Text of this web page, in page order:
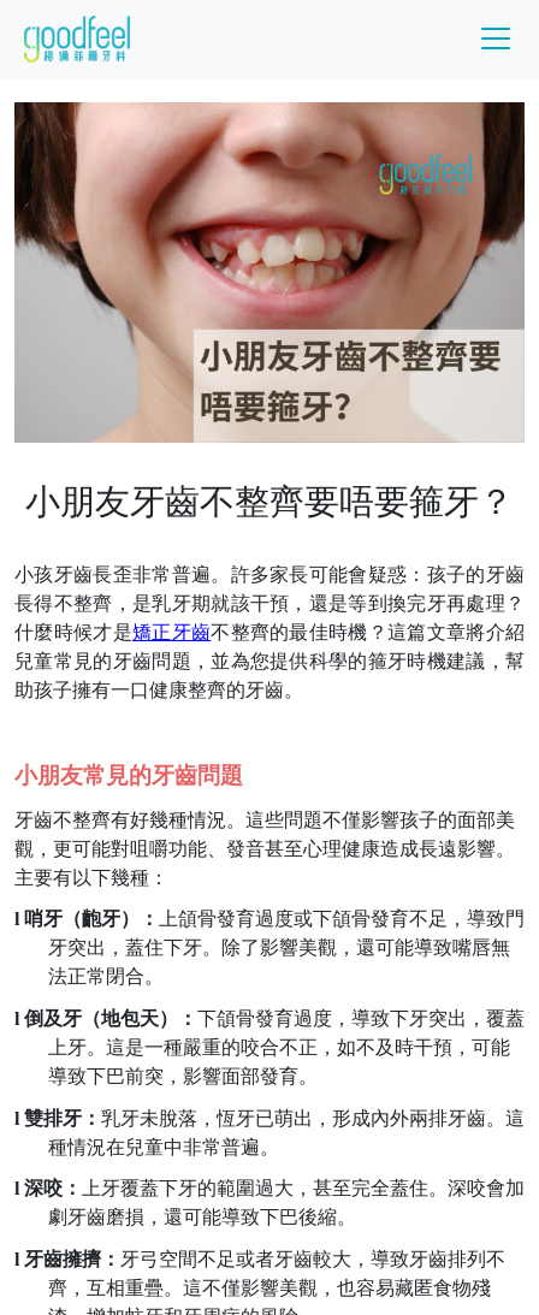
小朋友牙齒不整齊要唔要箍牙？
小孩牙齒長歪非常普遍。許多家長可能會疑惑：孩子的牙齒
長得不整齊，是乳牙期就該干預，還是等到換完牙再處理？
什麼時候才是矯正牙齒不整齊的最佳時機？這篇文章將介紹
兒童常見的牙齒問題，並為您提供科學的箍牙時機建議，幫
助孩子擁有一口健康整齊的牙齒。
小朋友常見的牙齒問題
牙齒不整齊有好幾種情況。這些問題不僅影響孩子的面部美
觀，更可能對咀嚼功能、發音甚至心理健康造成長遠影響。
主要有以下幾種：
l 哨牙（齙牙）：
上頜骨發育過度或下頜骨發育不足，導致門
牙突出，蓋住下牙。除了影響美觀，還可能導致嘴唇無
法正常閉合。
l 倒及牙（地包天）： 下頜骨發育過度，導致下牙突出，覆蓋
上牙。這是一種嚴重的咬合不正，如不及時干預，可能
導致下巴前突，影響面部發育。
l 雙排牙： 乳牙未脫落，恆牙已萌出，形成內外兩排牙齒。這
種情況在兒童中非常普遍。
l 深咬：
上牙覆蓋下牙的範圍過大，甚至完全蓋住。深咬會加
劇牙齒磨損，還可能導致下巴後縮。
l 牙齒擁擠： 牙弓空間不足或者牙齒較大，導致牙齒排列不
齊，互相重疊。這不僅影響美觀，也容易藏匿食物殘